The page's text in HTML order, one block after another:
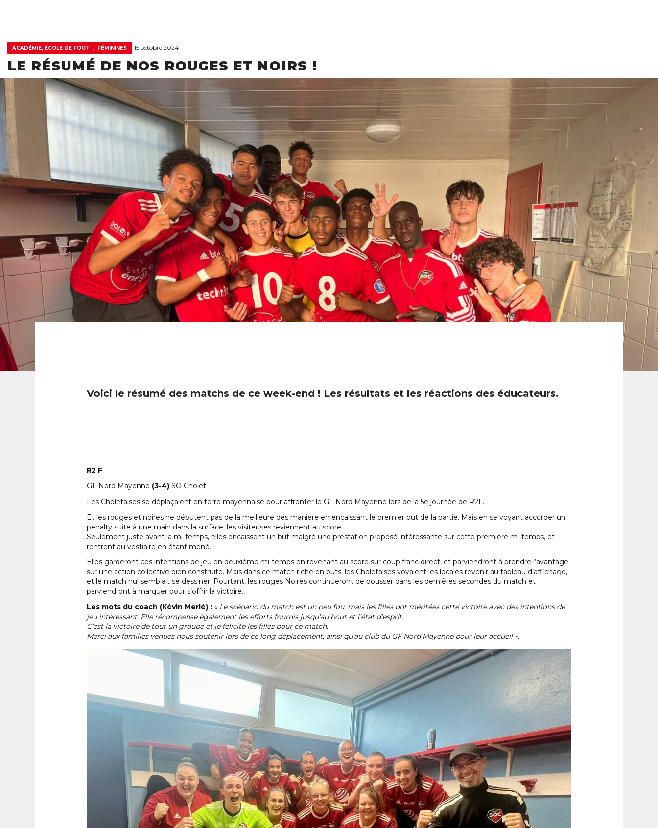
ACADÉMIE, ÉCOLE DE FOOT , FÉMININES 15 octobre 2024
LE RÉSUMÉ DE NOS ROUGES ET NOIRS !
Voici le résumé des matchs de ce week-end ! Les résultats et les réactions des éducateurs.
R2 F
GF Nord Mayenne (3-4) SO Cholet
Les Choletaises se déplaçaient en terre mayennaise pour affronter le GF Nord Mayenne lors de la 5e journée de R2F.
Et les rouges et noires ne débutent pas de la meilleure des manière en encaissant le premier but de la partie. Mais en se voyant accorder un
penalty suite à une main dans la surface, les visiteuses reviennent au score.
Seulement juste avant la mi-temps, elles encaissent un but malgré une prestation proposé intéressante sur cette première mi-temps, et
rentrent au vestiaire en étant mené.
Elles garderont ces intentions de jeu en deuxième mi-temps en revenant au score sur coup franc direct, et parviendront à prendre l’avantage
sur une action collective bien construite. Mais dans ce match riche en buts, les Choletaises voyaient les locales revenir au tableau d’affichage,
et le match nul semblait se dessiner. Pourtant, les rouges Noires continueront de pousser dans les dernières secondes du match et
parviendront à marquer pour s’offrir la victoire.
Les mots du coach (Kévin Merlé) : « Le scénario du match est un peu fou, mais les filles ont méritées cette victoire avec des intentions de
jeu intéressant. Elle récompense également les efforts fournis jusqu’au bout et l’état d’esprit.
C’est la victoire de tout un groupe et je félicite les filles pour ce match.
Merci aux familles venues nous soutenir lors de ce long déplacement, ainsi qu’au club du GF Nord Mayenne pour leur accueil ».